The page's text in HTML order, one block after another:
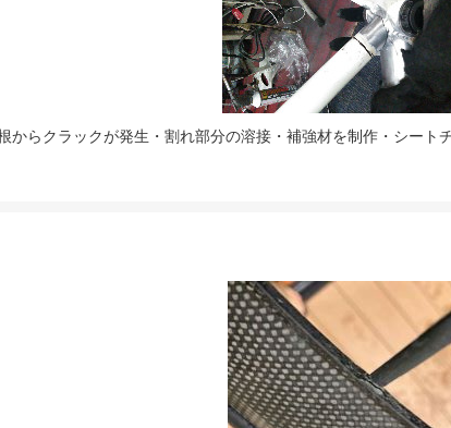
からクラックが発生・割れ部分の溶接・補強材を制作・シー